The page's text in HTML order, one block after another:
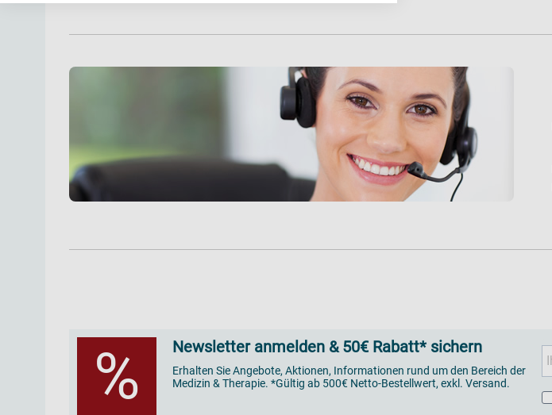
% Newsletter anmelden & 50€ Rabatt* sichern
Erhalten Sie Angebote, Aktionen, Informationen rund um den Bereich der
Medizin & Therapie. *Gültig ab 500€ Netto-Bestellwert, exkl. Versand.